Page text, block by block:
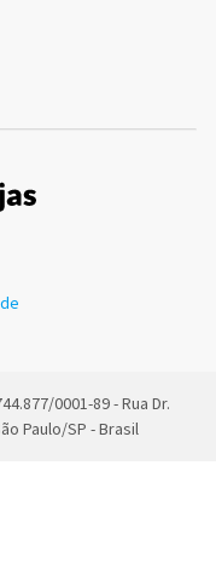
0001-89 - Rua Dr.
Paulo/SP - Brasil